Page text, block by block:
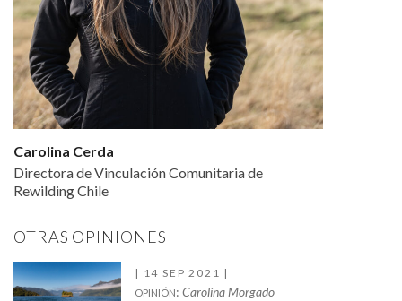
Carolina Cerda
Directora de Vinculación Comunitaria de
Rewilding Chile
OTRAS OPINIONES
14 SEP 2021
OPINIÓN: Carolina Morgado